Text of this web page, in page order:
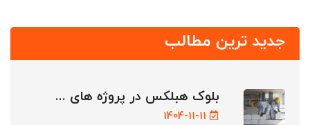
جدید ترین مطالب
بلوک هبلکس در پروژه های ...
1404-11-11